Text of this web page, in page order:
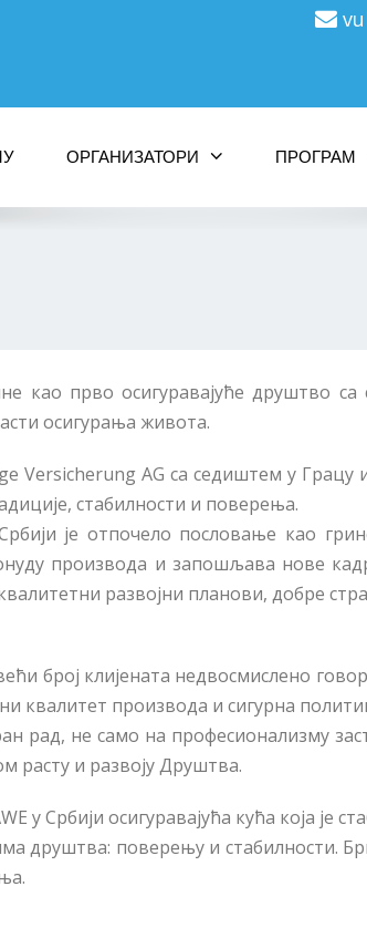
ОРГАНИЗАТОРИ ПРОГРАМ
као прво осигуравајуће друштво
осигурања живота.
Versicherung AG са седиштем у Грацу
стабилности и поверења.
је отпочело пословање као
производа и запошљава нове
развојни планови, добре
број клијената недвосмислено
квалитет производа и сигурна
рад, не само на професионализму
расту и развоју Друштва.
у Србији осигуравајућа кућа која је
друштва: поверењу и стабилности.